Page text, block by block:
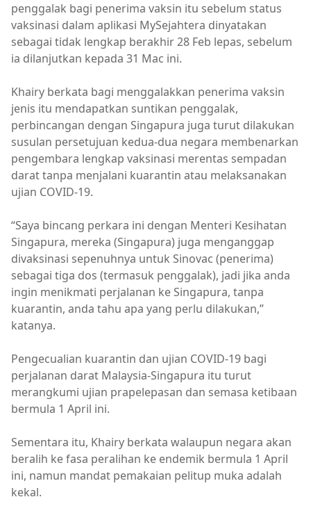
penggalak bagi penerima vaksin itu sebelum status
vaksinasi dalam aplikasi MySejahtera dinyatakan
sebagai tidak lengkap berakhir 28 Feb lepas, sebelum
ia dilanjutkan kepada 31 Mac ini.
Khairy berkata bagi menggalakkan penerima vaksin
jenis itu mendapatkan suntikan penggalak,
perbincangan dengan Singapura juga turut dilakukan
susulan persetujuan kedua-dua negara membenarkan
pengembara lengkap vaksinasi merentas sempadan
darat tanpa menjalani kuarantin atau melaksanakan
ujian COVID-19.
“Saya bincang perkara ini dengan Menteri Kesihatan
Singapura, mereka (Singapura) juga menganggap
divaksinasi sepenuhnya untuk Sinovac (penerima)
sebagai tiga dos (termasuk penggalak), jadi jika anda
ingin menikmati perjalanan ke Singapura, tanpa
kuarantin, anda tahu apa yang perlu dilakukan,”
katanya.
Pengecualian kuarantin dan ujian COVID-19 bagi
perjalanan darat Malaysia-Singapura itu turut
merangkumi ujian prapelepasan dan semasa ketibaan
bermula 1 April ini.
Sementara itu, Khairy berkata walaupun negara akan
beralih ke fasa peralihan ke endemik bermula 1 April
ini, namun mandat pemakaian pelitup muka adalah
kekal.